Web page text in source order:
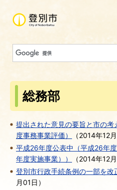
総務部
提出された意見の要旨と市の考
度事務事業評価）
（2014年12
平成26年度公表中（平成26年
年度実施事業））
（2014年12
登別市行政手続条例の一部を改
月01日 ）